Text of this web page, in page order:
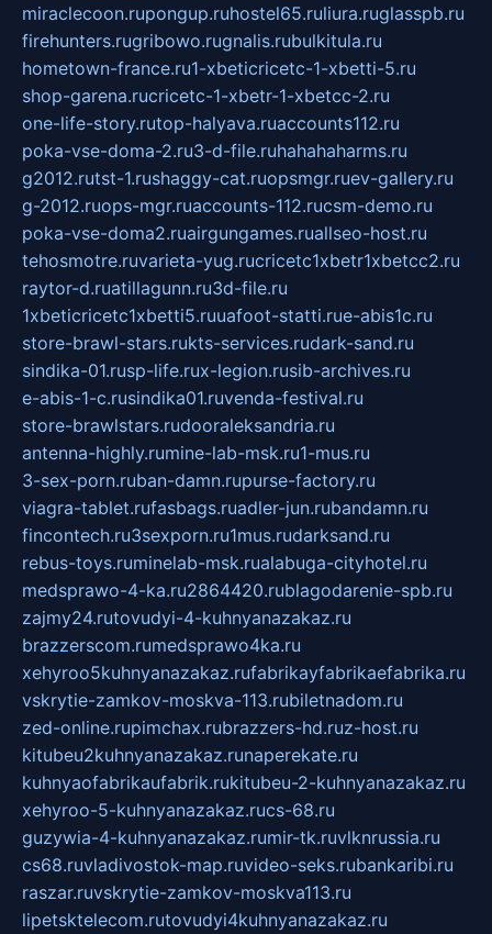
miraclecoon.rupongup.ruhostel65.ruliura.ruglasspb.ru
firehunters.rugribowo.rugnalis.rubulkitula.ru
hometown-france.ru1-xbeticricetc-1-xbetti-5.ru
shop-garena.rucricetc-1-xbetr-1-xbetcc-2.ru
one-life-story.rutop-halyava.ruaccounts112.ru
poka-vse-doma-2.ru3-d-file.ruhahahaharms.ru
g2012.rutst-1.rushaggy-cat.ruopsmgr.ruev-gallery.ru
g-2012.ruops-mgr.ruaccounts-112.rucsm-demo.ru
poka-vse-doma2.ruairgungames.ruallseo-host.ru
tehosmotre.ruvarieta-yug.rucricetc1xbetr1xbetcc2.ru
raytor-d.ruatillagunn.ru3d-file.ru
1xbeticricetc1xbetti5.ruuafoot-statti.rue-abis1c.ru
store-brawl-stars.rukts-services.rudark-sand.ru
sindika-01.rusp-life.rux-legion.rusib-archives.ru
e-abis-1-c.rusindika01.ruvenda-festival.ru
store-brawlstars.rudooraleksandria.ru
antenna-highly.rumine-lab-msk.ru1-mus.ru
3-sex-porn.ruban-damn.rupurse-factory.ru
viagra-tablet.rufasbags.ruadler-jun.rubandamn.ru
fincontech.ru3sexporn.ru1mus.rudarksand.ru
rebus-toys.ruminelab-msk.rualabuga-cityhotel.ru
medsprawo-4-ka.ru2864420.rublagodarenie-spb.ru
zajmy24.rutovudyi-4-kuhnyanazakaz.ru
brazzerscom.rumedsprawo4ka.ru
xehyroo5kuhnyanazakaz.rufabrikayfabrikaefabrika.ru
vskrytie-zamkov-moskva-113.rubiletnadom.ru
zed-online.rupimchax.rubrazzers-hd.ruz-host.ru
kitubeu2kuhnyanazakaz.runaperekate.ru
kuhnyaofabrikaufabrik.rukitubeu-2-kuhnyanazakaz.ru
xehyroo-5-kuhnyanazakaz.rucs-68.ru
guzywia-4-kuhnyanazakaz.rumir-tk.ruvlknrussia.ru
cs68.ruvladivostok-map.ruvideo-seks.rubankaribi.ru
raszar.ruvskrytie-zamkov-moskva113.ru
lipetsktelecom.rutovudyi4kuhnyanazakaz.ru